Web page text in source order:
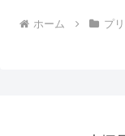
ホーム プ